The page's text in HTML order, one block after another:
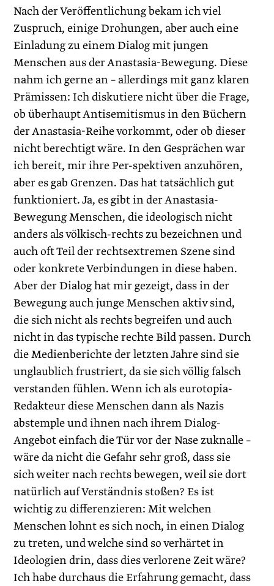
Nach der Veröffentlichung bekam ich viel
Zuspruch, einige Drohungen, aber auch eine
Einladung zu einem Dialog mit jungen
Menschen aus der Anastasia-Bewegung. Diese
nahm ich gerne an – allerdings mit ganz klaren
Prämissen: Ich diskutiere nicht über die Frage,
ob überhaupt Antisemitismus in den Büchern
der Anastasia-Reihe vorkommt, oder ob dieser
nicht berechtigt wäre. In den Gesprächen war
ich bereit, mir ihre Per-spektiven anzuhören,
aber es gab Grenzen. Das hat tatsächlich gut
funktioniert. Ja, es gibt in der Anastasia-
Bewegung Menschen, die ideologisch nicht
anders als völkisch-rechts zu bezeichnen und
auch oft Teil der rechtsextremen Szene sind
oder konkrete Verbindungen in diese haben.
Aber der Dialog hat mir gezeigt, dass in der
Bewegung auch junge Menschen aktiv sind,
die sich nicht als rechts begreifen und auch
nicht in das typische rechte Bild passen. Durch
die Medienberichte der letzten Jahre sind sie
unglaublich frustriert, da sie sich völlig falsch
verstanden fühlen. Wenn ich als eurotopia-
Redakteur diese Menschen dann als Nazis
abstemple und ihnen nach ihrem Dialog-
Angebot einfach die Tür vor der Nase zuknalle –
wäre da nicht die Gefahr sehr groß, dass sie
sich weiter nach rechts bewegen, weil sie dort
natürlich auf Verständnis stoßen? Es ist
wichtig zu differenzieren: Mit welchen
Menschen lohnt es sich noch, in einen Dialog
zu treten, und welche sind so verhärtet in
Ideologien drin, dass dies verlorene Zeit wäre?
Ich habe durchaus die Erfahrung gemacht, dass